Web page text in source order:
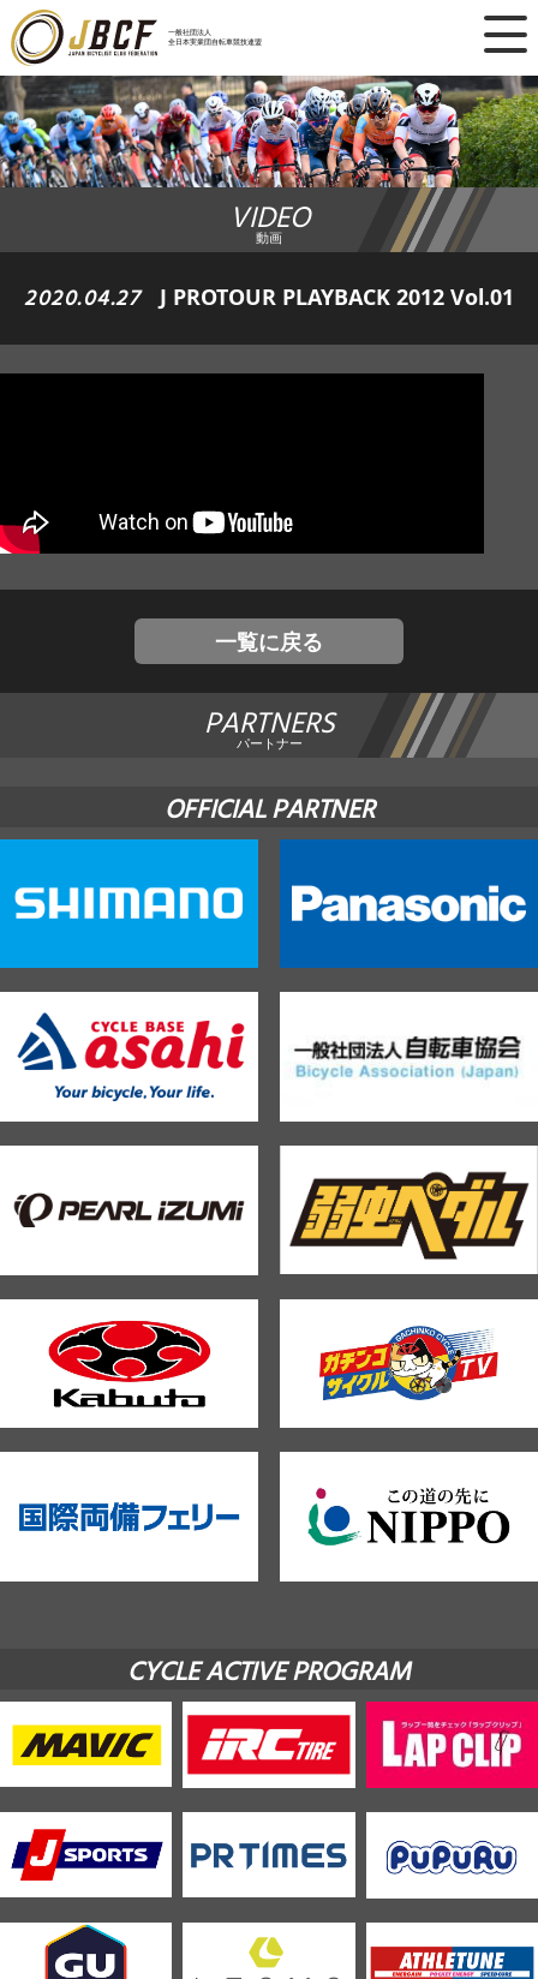
一般社団法人
全日本実業団自転車競技連盟
×
ニュース
レース日程
ランキング
チーム・選手
エントリー
JBCF ROAD SERIESとは
VIDEO
動画
2020.04.27 J PROTOUR PLAYBACK 2012 Vol.01
一覧に戻る
PARTNERS
パートナー
OFFICIAL PARTNER
CYCLE ACTIVE PROGRAM